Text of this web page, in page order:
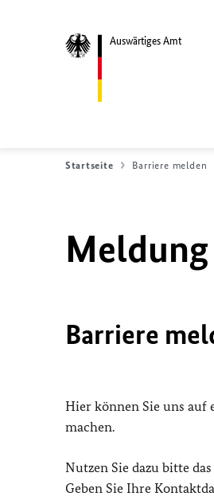
Auswärtiges Amt
Startseite Barriere melden
Barriere
Hier können Sie uns auf
machen.
Nutzen Sie dazu bitte das
Geben Sie Ihre